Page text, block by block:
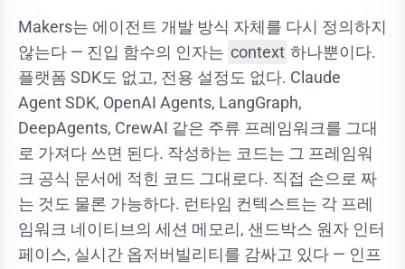
Makers는 에이전트 개발 방식 자체를 다시 정의하지
않는다 — 진입 함수의 인자는 context 하나뿐이다.
플랫폼 SDK도 없고, 전용 설정도 없다. Claude
Agent SDK, OpenAI Agents, LangGraph,
DeepAgents, CrewAI 같은 주류 프레임워크를 그대
로 가져다 쓰면 된다. 작성하는 코드는 그 프레임워
크 공식 문서에 적힌 코드 그대로다. 직접 손으로 짜
는 것도 물론 가능하다. 런타임 컨텍스트는 각 프레
임워크 네이티브의 세션 메모리, 샌드박스 원자 인터
페이스, 실시간 옵저버빌리티를 감싸고 있다 — 인프